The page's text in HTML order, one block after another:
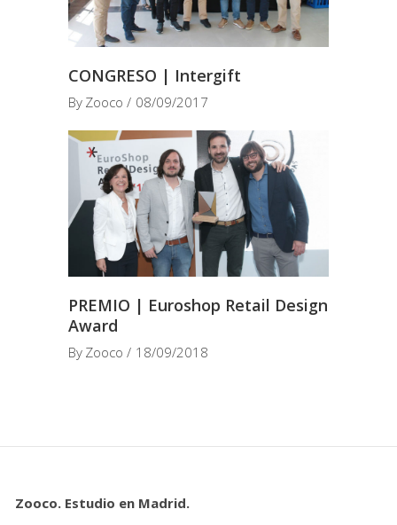
CONGRESO | Intergift
By Zooco 08/09/2017
PREMIO | Euroshop Retail Design
Award
By Zooco 18/09/2018
Zooco. Estudio en Madrid.